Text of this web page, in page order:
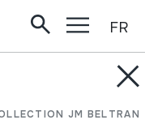
JM BELTRAN
FR